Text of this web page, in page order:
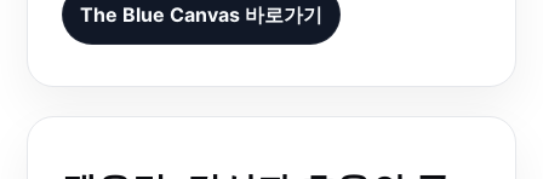
The Blue Canvas 바로가기